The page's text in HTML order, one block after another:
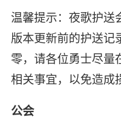
温馨提示：夜歌护送
版本更新前的护送记
零，请各位勇士尽量
相关事宜，以免造成
公会